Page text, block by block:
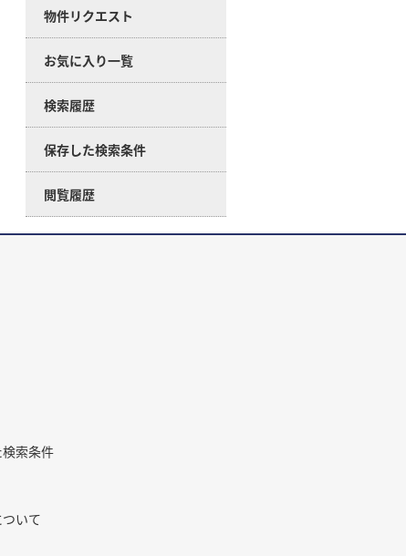
物件リクエスト
お気に入り一覧
検索履歴
保存した検索条件
閲覧履歴
索条件
いて